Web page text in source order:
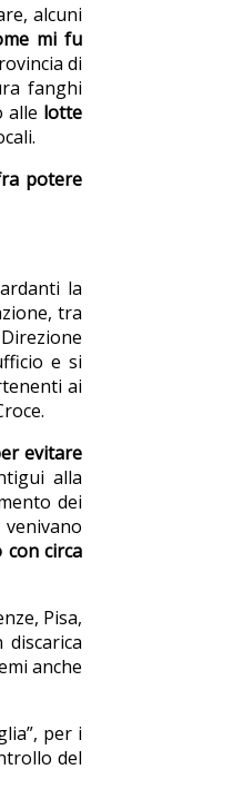
alcuni
mi fu
di
fanghi
alle lotte
potere
la
tra
e si
ai
evitare
alla
dei
circa
Pisa,
anche
per i
del